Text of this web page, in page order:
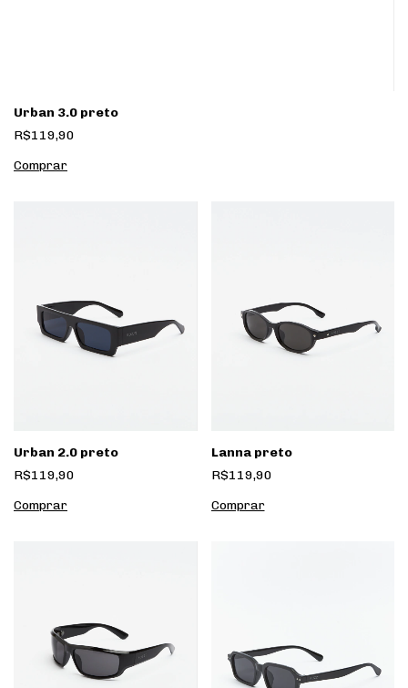
Urban 3.0 preto
R$119,90
Urban 2.0 preto
R$119,90
Lanna preto
R$119,90